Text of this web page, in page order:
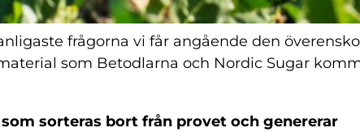
frågorna vi får angående den
som Betodlarna och Nordic Sugar
sorteras bort från provet och genererar